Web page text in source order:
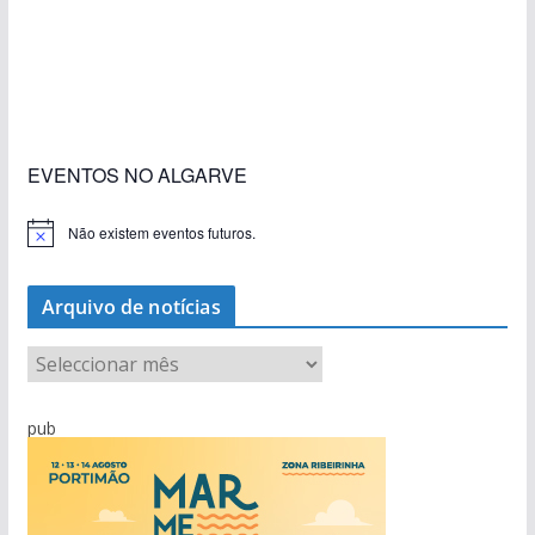
EVENTOS NO ALGARVE
Não existem eventos futuros.
Arquivo de notícias
r
q
pub